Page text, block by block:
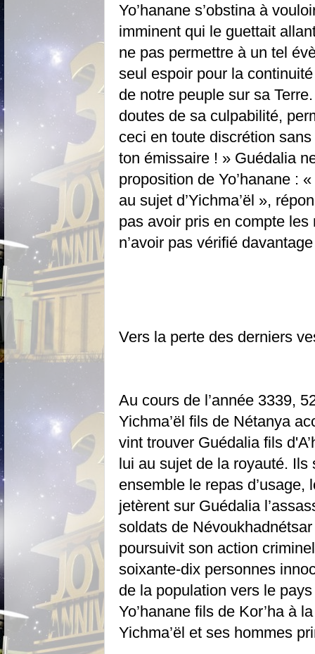
Yo’hanane s’obstina à
imminent qui le guettait
ne pas permettre à un tel
seul espoir pour la
de notre peuple sur sa
doutes de sa culpabilité,
ceci en toute discrétion
ton émissaire ! » Guédalia
proposition de Yo’hanane :
au sujet d’Yichma’ël »,
pas avoir pris en compte les
n’avoir pas vérifié
Vers la perte des derniers
Au cours de l’année 3339,
Yichma’ël fils de Nétanya
vint trouver Guédalia fils
lui au sujet de la royauté. Ils
ensemble le repas d’usage,
jetèrent sur Guédalia
soldats de
poursuivit son action
soixante-dix personnes
de la population vers le
Yo’hanane fils de Kor’ha à
Yichma’ël et ses hommes